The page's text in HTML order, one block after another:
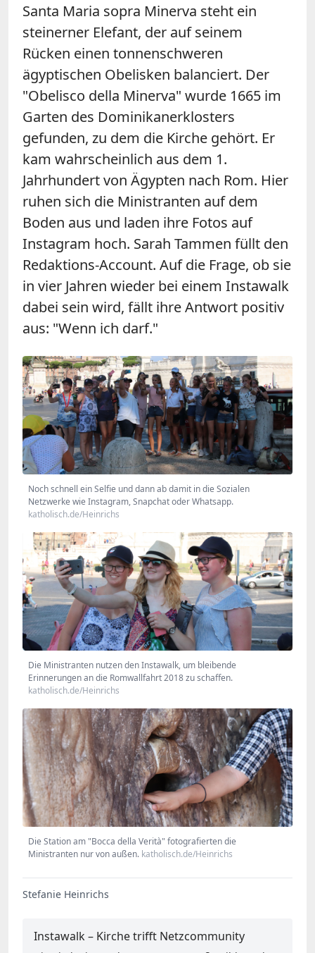
Santa Maria sopra Minerva steht ein
steinerner Elefant, der auf seinem
Rücken einen tonnenschweren
ägyptischen Obelisken balanciert. Der
"Obelisco della Minerva" wurde 1665 im
Garten des Dominikanerklosters
gefunden, zu dem die Kirche gehört. Er
kam wahrscheinlich aus dem 1.
Jahrhundert von Ägypten nach Rom. Hier
ruhen sich die Ministranten auf dem
Boden aus und laden ihre Fotos auf
Instagram hoch. Sarah Tammen füllt den
Redaktions-Account. Auf die Frage, ob sie
in vier Jahren wieder bei einem Instawalk
dabei sein wird, fällt ihre Antwort positiv
aus: "Wenn ich darf."
Noch schnell ein Selfie und dann ab damit in die Sozialen
Netzwerke wie Instagram, Snapchat oder Whatsapp.
katholisch.de/Heinrichs
Die Ministranten nutzen den Instawalk, um bleibende
Erinnerungen an die Romwallfahrt 2018 zu schaffen.
katholisch.de/Heinrichs
Die Station am "Bocca della Verità" fotografierten die
Ministranten nur von außen. katholisch.de/Heinrichs
Stefanie Heinrichs
Instawalk – Kirche trifft Netzcommunity